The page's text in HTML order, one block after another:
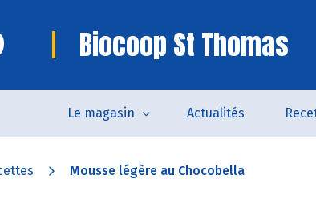
Biocoop St Thomas
Le magasin Actualités
Mousse légère au Chocobella